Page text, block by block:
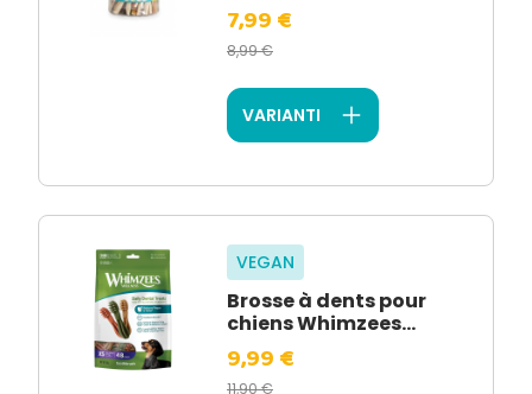
7,99 €
8,99 €
VARIANTI
VEGAN
Brosse à dents pour
chiens Whimzees...
9,99 €
11,90 €